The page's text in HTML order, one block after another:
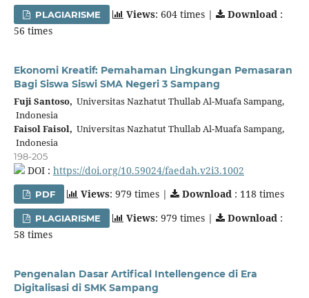
PLAGIARISME Views: 604 times | Download :
56 times
Ekonomi Kreatif: Pemahaman Lingkungan Pemasaran
Bagi Siswa Siswi SMA Negeri 3 Sampang
Fuji Santoso, Universitas Nazhatut Thullab Al-Muafa Sampang,
Indonesia
Faisol Faisol, Universitas Nazhatut Thullab Al-Muafa Sampang,
Indonesia
198-205
DOI : https://doi.org/10.59024/faedah.v2i3.1002
PDF Views: 979 times | Download : 118 times
PLAGIARISME Views: 979 times | Download :
58 times
Pengenalan Dasar Artifical Intellengence di Era
Digitalisasi di SMK Sampang